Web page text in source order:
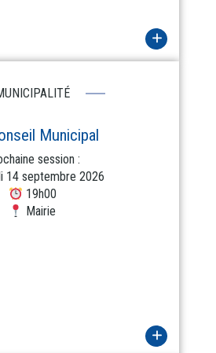
Municipal
session :
14 septembre 2026
19h00
Mairie